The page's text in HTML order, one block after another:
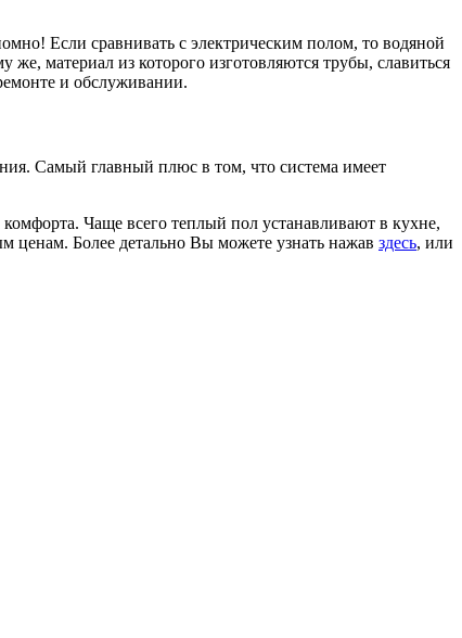
Если сравнивать с электрическим полом, то водяной
материал из которого изготовляются трубы, славиться
и обслуживании.
Самый главный плюс в том, что система имеет
Чаще всего теплый пол устанавливают в кухне,
ценам. Более детально Вы можете узнать нажав здесь, или